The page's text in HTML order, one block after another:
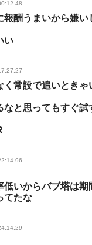
報酬うまいから嫌い
い
く常設で追いときゃ
と思ってもすぐ試
いからバブ塔は期
てたな